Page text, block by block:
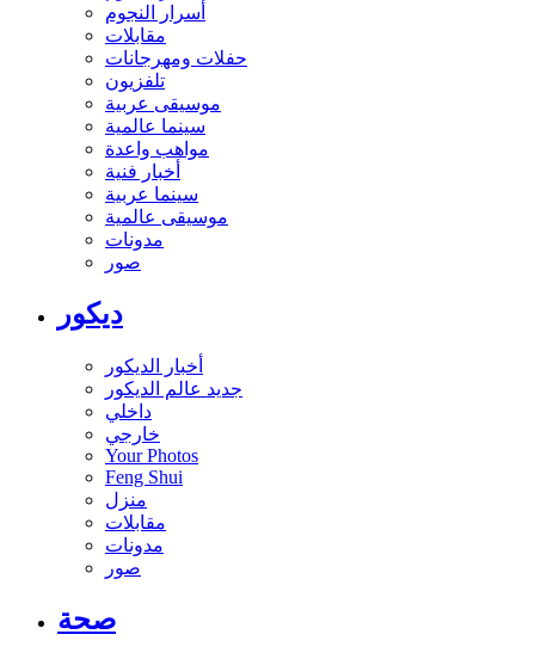
أسرار النجوم
مقابلات
حفلات ومهرجانات
تلفزيون
موسيقى عربية
سينما عالمية
مواهب واعدة
أخبار فنية
سينما عربية
موسيقى عالمية
مدونات
صور
ديكور
أخبار الديكور
جديد عالم الديكور
داخلي
خارجي
Your Photos
Feng Shui
منزل
مقابلات
مدونات
صور
صحة